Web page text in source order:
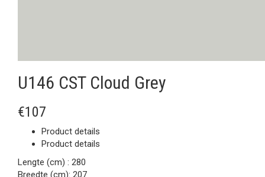
U146 CST Cloud Grey
€107
Product details
Product details
Lengte (cm) : 280
Breedte (cm): 207